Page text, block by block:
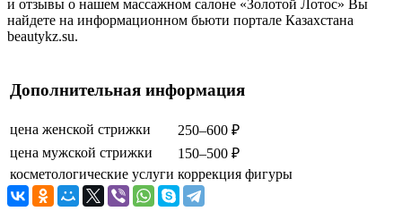
и отзывы о нашем массажном салоне «Золотой Лотос» Вы
найдете на информационном бьюти портале Казахстана
beautykz.su.
Дополнительная информация
цена женской стрижки
250–600 ₽
цена мужской стрижки
150–500 ₽
косметологические услуги коррекция фигуры